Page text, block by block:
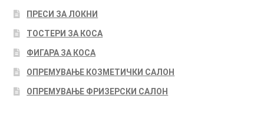
ПРЕСИ ЗА ЛОКНИ
ТОСТЕРИ ЗА КОСА
ФИГАРА ЗА КОСА
ОПРЕМУВАЊЕ КОЗМЕТИЧКИ САЛОН
ОПРЕМУВАЊЕ ФРИЗЕРСКИ САЛОН